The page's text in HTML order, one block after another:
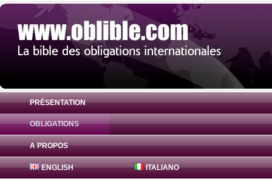
PRÉSENTATION
OBLIGATIONS
A PROPOS
ENGLISH ITALIANO
Obligation Lusitania 0% ( PTPBTEGE0045